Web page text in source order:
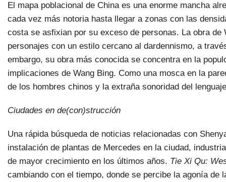
El mapa poblacional de China es una enorme mancha
cada vez más notoria hasta llegar a zonas con las
costa se asfixian por su exceso de personas. La obra
personajes con un estilo cercano al dardennismo, a
embargo, su obra más conocida se concentra en la
implicaciones de Wang Bing. Como una mosca en la
de los hombres chinos y la extraña sonoridad del
Ciudades en de(con)strucción
Una rápida búsqueda de noticias relacionadas con
instalación de plantas de Mercedes en la ciudad,
de mayor crecimiento en los últimos años. Tie Xi Qu:
cambiando con el tiempo, donde se percibe la agonía